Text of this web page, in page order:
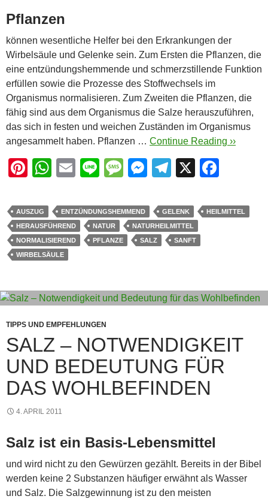
Pflanzen
können wesentliche Helfer bei den Erkrankungen der
Wirbelsäule und Gelenke sein. Zum Ersten die Pflanzen, die
eine entzündungshemmende und schmerzstillende Funktion
erfüllen sowie die Prozesse des Stoffwechsels im
Organismus normalisieren. Zum Zweiten die Pflanzen, die
fähig sind aus dem Organismus die Salze herauszuführen,
das sich in festen und weichen Zuständen im Organismus
angesammelt haben. Pflanzen … Continue Reading ››
Pi
er
e
st
W
at
s
A
p
E
ail
Li
e
M
ss
a
g
M
ss
e
n
T
e
gr
a
X
c
k
AUSZUG ENTZÜNDUNGSHEMMEND GELENK
HEILMITTEL
HERAUSFÜHREND
NATUR
NATURHEILMITTEL
NORMALISIEREND
PFLANZE SALZ
SANFT
WIRBELSÄULE
TIPPS UND EMPFEHLUNGEN
SALZ – NOTWENDIGKEIT
UND BEDEUTUNG FÜR
DAS WOHLBEFINDEN
4. APRIL 2011
Salz ist ein Basis-Lebensmittel
und wird nicht zu den Gewürzen gezählt. Bereits in der Bibel
werden keine 2 Substanzen häufiger erwähnt als Wasser
und Salz. Die Salzgewinnung ist zu den meisten